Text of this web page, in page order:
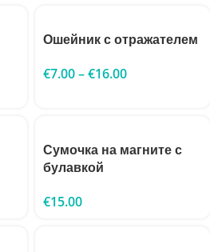
Ошейник с отражателем
€7.00–€16.00
Сумочка на магните с
булавкой
€15.00